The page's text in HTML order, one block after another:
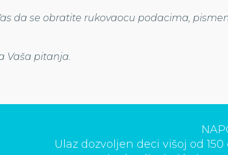
da se obratite rukovaocu podacima,
Vaša pitanja.
Ulaz dozvoljen deci višoj od